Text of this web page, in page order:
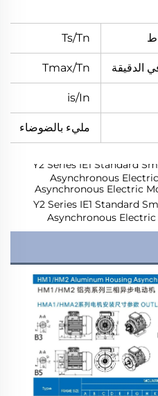
Ts/Tn
Tmax/Tn
is/In
مليء بالضوضاء